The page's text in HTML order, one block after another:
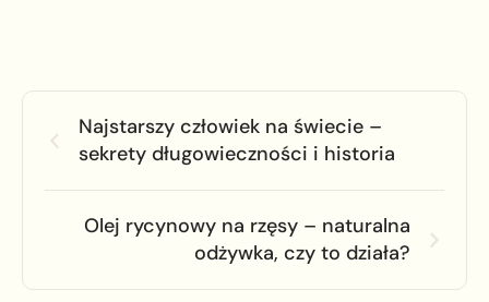
Najstarszy człowiek na świecie –
sekrety długowieczności i historia
Olej rycynowy na rzęsy – naturalna
odżywka, czy to działa?